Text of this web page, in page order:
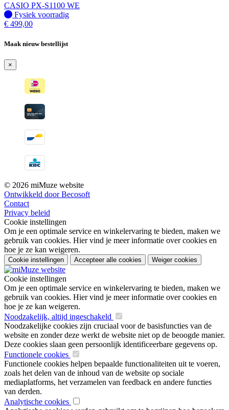
CASIO PX-S1100 WE
Fysiek voorradig
Fysiek voorradig
€ 499,00
Maak nieuw bestellijst
×
© 2026 miMuze website
Ontwikkeld door Becosoft
Contact
Privacy beleid
Cookie instellingen
Om je een optimale service en winkelervaring te bieden, maken we
gebruik van cookies. Hier vind je meer informatie over cookies en
hoe je ze kan weigeren.
Cookie instellingen Accepteer alle cookies Weiger cookies
Cookie instellingen
Om je een optimale service en winkelervaring te bieden, maken we
gebruik van cookies. Hier vind je meer informatie over cookies en
hoe je ze kan weigeren.
Noodzakelijk, altijd ingeschakeld
Noodzakelijke cookies zijn cruciaal voor de basisfuncties van de
website en zonder deze werkt de website niet op de beoogde manier.
Deze cookies slaan geen persoonlijk identificeerbare gegevens op.
Functionele cookies
Functionele cookies helpen bepaalde functionaliteiten uit te voeren,
zoals het delen van de inhoud van de website op sociale
mediaplatforms, het verzamelen van feedback en andere functies
van derden.
Analytische cookies